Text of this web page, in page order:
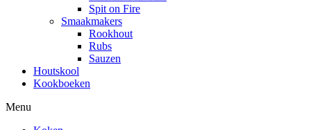
Spit on Fire
Smaakmakers
Rookhout
Rubs
Sauzen
Houtskool
Kookboeken
Menu